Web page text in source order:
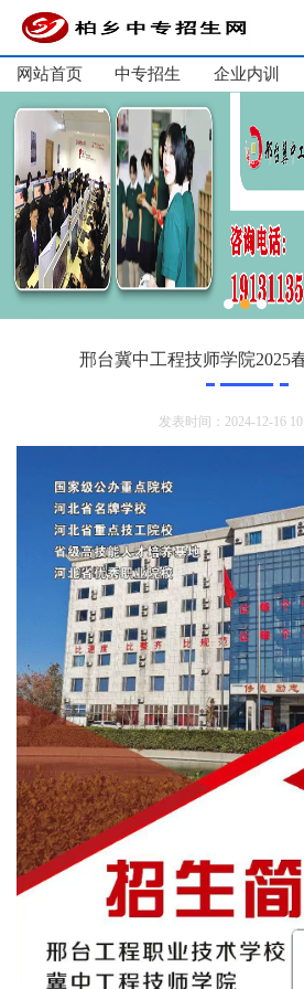
网站首页 中专招生 企业内训
邢台冀中工程技师学院2025
发表时间：2024-12-16